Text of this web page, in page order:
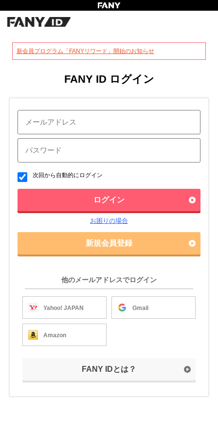
新会員プログラム「FANYリワード」開始のお知らせ
FANY ID ログイン
次回から自動的にログイン
ログイン
お困りの場合
新規会員登録
他のメールアドレスでログイン
Yahoo! JAPAN Gmail
Amazon
FANY IDとは？